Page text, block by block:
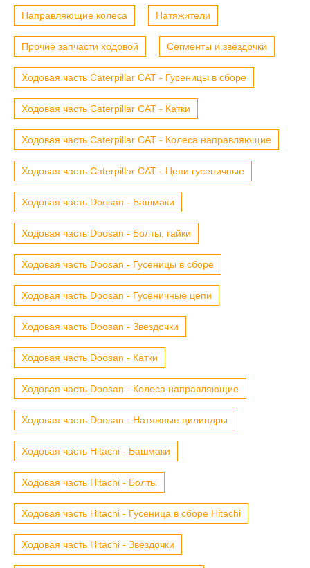
Направляющие колеса Натяжители
Прочие запчасти ходовой Сегменты и звездочки
Ходовая часть Caterpillar CAT - Гусеницы в сборе
Ходовая часть Caterpillar CAT - Катки
Ходовая часть Caterpillar CAT - Колеса направляющие
Ходовая часть Caterpillar CAT - Цепи гусеничные
Ходовая часть Doosan - Башмаки
Ходовая часть Doosan - Болты, гайки
Ходовая часть Doosan - Гусеницы в сборе
Ходовая часть Doosan - Гусеничные цепи
Ходовая часть Doosan - Звездочки
Ходовая часть Doosan - Катки
Ходовая часть Doosan - Колеса направляющие
Ходовая часть Doosan - Натяжные цилиндры
Ходовая часть Hitachi - Башмаки
Ходовая часть Hitachi - Болты
Ходовая часть Hitachi - Гусеница в сборе Hitachi
Ходовая часть Hitachi - Звездочки